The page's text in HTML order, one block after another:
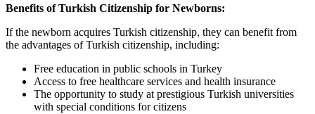
Benefits of Turkish Citizenship for Newborns:
If the newborn acquires Turkish citizenship, they can benefit from
the advantages of Turkish citizenship, including:
Free education in public schools in Turkey
Access to free healthcare services and health insurance
The opportunity to study at prestigious Turkish universities
with special conditions for citizens